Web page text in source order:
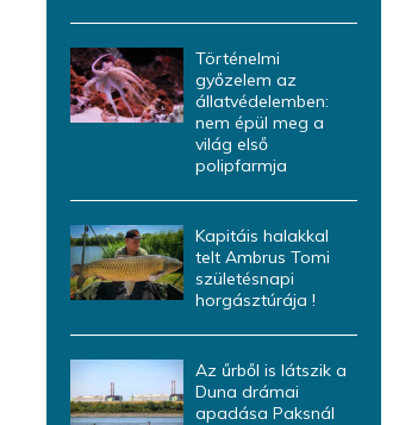
Történelmi
győzelem az
állatvédelemben:
nem épül meg a
világ első
polipfarmja
Kapitáis halakkal
telt Ambrus Tomi
születésnapi
horgásztúrája !
Az űrből is látszik a
Duna drámai
apadása Paksnál